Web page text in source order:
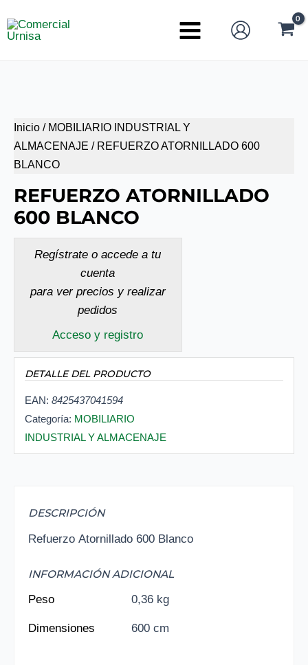
al
Main
Inicio / MOBILIARIO INDUSTRIAL Y
ALMACENAJE / REFUERZO ATORNILLADO 600
BLANCO
REFUERZO ATORNILLADO
600 BLANCO
Regístrate o accede a tu
cuenta
para ver precios y realizar
pedidos
Acceso y registro
DETALLE DEL PRODUCTO
EAN: 8425437041594
Categoría: MOBILIARIO
INDUSTRIAL Y ALMACENAJE
DESCRIPCIÓN
Refuerzo Atornillado 600 Blanco
INFORMACIÓN ADICIONAL
Peso
0,36 kg
Dimensiones 600 cm